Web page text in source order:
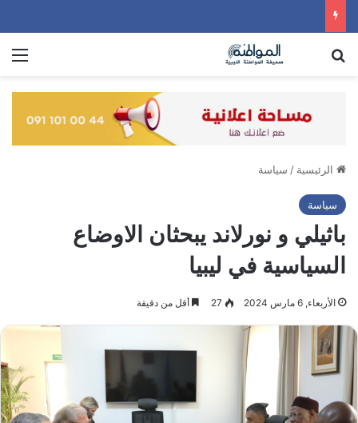
الرئيسية / سياسة
سياسة
باثيلي و نورلاند يبحثان الاوضاع
السياسية في ليبيا
الأربعاء, 6 مارس 2024 27 أقل من دقيقة